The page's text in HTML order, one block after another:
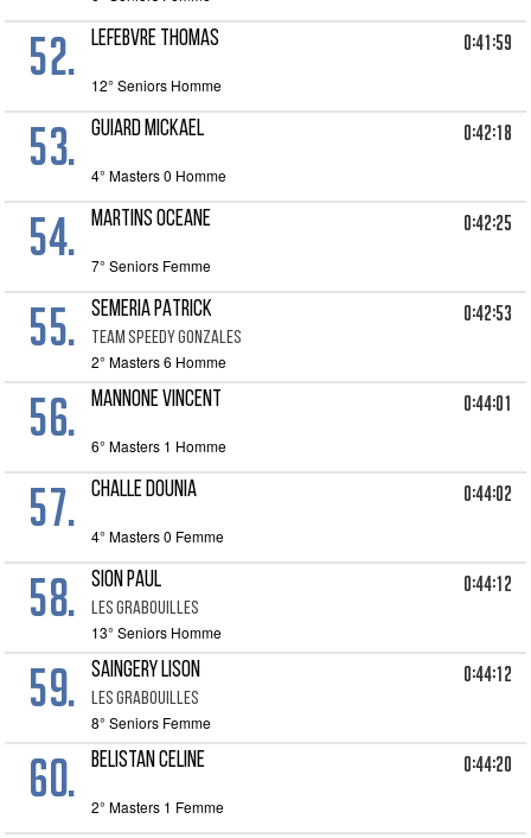
52. LEFEBVRE THOMAS 0:41:59
12° Seniors Homme
53. GUIARD MICKAEL 0:42:18
4° Masters 0 Homme
54. MARTINS OCEANE 0:42:25
7° Seniors Femme
55. SEMERIA PATRICK
TEAM SPEEDY GONZALES
0:42:53
2° Masters 6 Homme
56. MANNONE VINCENT 0:44:01
6° Masters 1 Homme
57. CHALLE DOUNIA 0:44:02
4° Masters 0 Femme
58. SION PAUL
LES GRABOUILLES
0:44:12
13° Seniors Homme
59. SAINGERY LISON
LES GRABOUILLES
0:44:12
8° Seniors Femme
60. BELISTAN CELINE 0:44:20
2° Masters 1 Femme